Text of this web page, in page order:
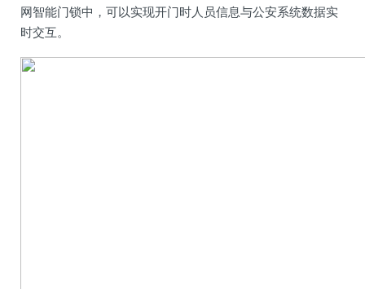
网智能门锁中，可以实现开门时人员信息与公安系统数据实
时交互。